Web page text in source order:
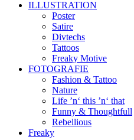
ILLUSTRATION
Poster
Satire
Divtechs
Tattoos
Freaky Motive
FOTOGRAFIE
Fashion & Tattoo
Nature
Life ’n‘ this ’n‘ that
Funny & Thoughtfull
Rebellious
Freaky